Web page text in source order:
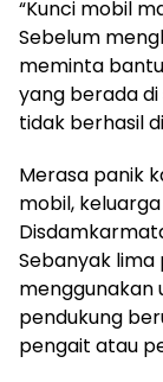
“Kunci mobil
Sebelum
meminta
yang berada
tidak berhasil
Merasa panik
mobil,
Sebanyak lima
menggunakan
pendukung
pengait atau